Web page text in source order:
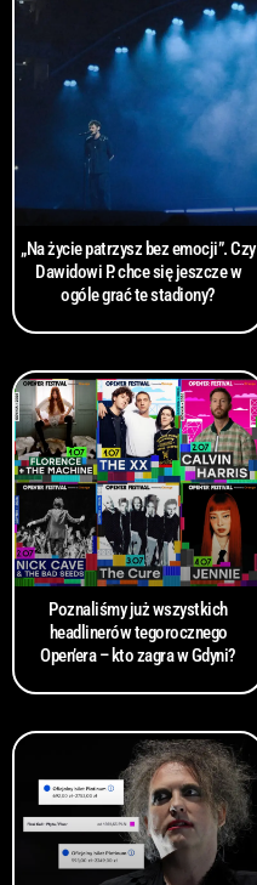
„Na życie patrzysz bez emocji”. Czy
Dawidowi P. chce się jeszcze w
ogóle grać te stadiony?
Poznaliśmy już wszystkich
headlinerów tegorocznego
Open’era – kto zagra w Gdyni?